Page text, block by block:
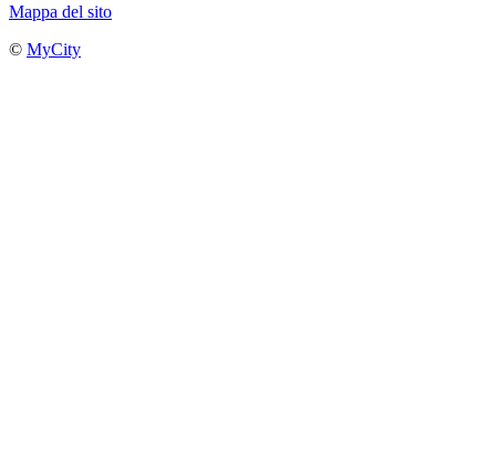
Mappa del sito
© MyCity